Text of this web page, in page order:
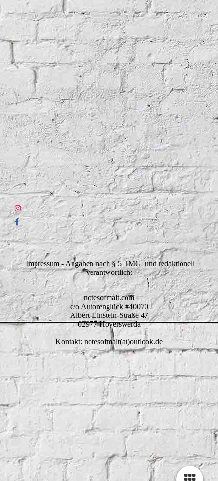
Impressum - Angaben nach § 5 TMG und redaktionell
verantwortlich:
notesofmalt.com
c/o Autorenglück #40070
Albert-Einstein-Straße 47
02977 Hoyerswerda
Kontakt: notesofmalt(at)outlook.de